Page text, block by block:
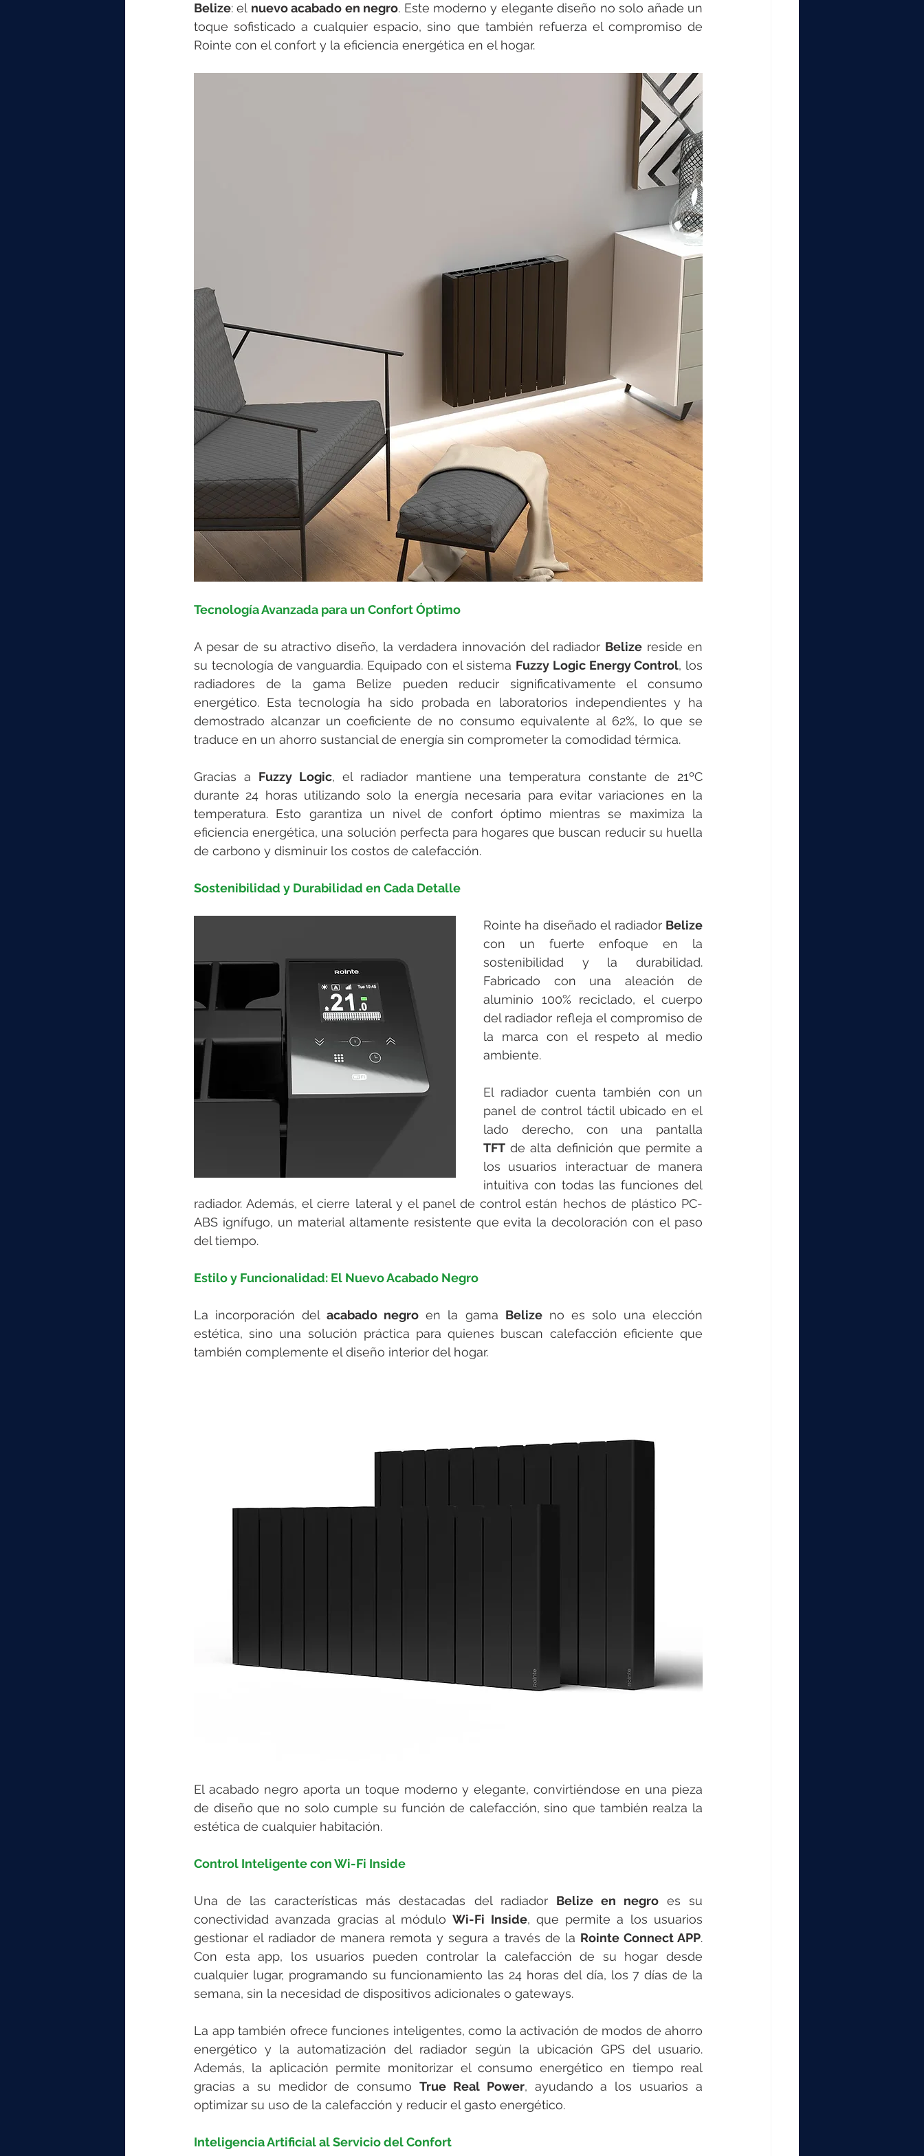
Belize: el nuevo acabado en negro. Este moderno y elegante diseño no solo añade un
toque sofisticado a cualquier espacio, sino que también refuerza el compromiso de
Rointe con el confort y la eficiencia energética en el hogar.
Tecnología Avanzada para un Confort Óptimo
A pesar de su atractivo diseño, la verdadera innovación del radiador Belize reside en
su tecnología de vanguardia. Equipado con el sistema Fuzzy Logic Energy Control, los
radiadores de la gama Belize pueden reducir significativamente el consumo
energético. Esta tecnología ha sido probada en laboratorios independientes y ha
demostrado alcanzar un coeficiente de no consumo equivalente al 62%, lo que se
traduce en un ahorro sustancial de energía sin comprometer la comodidad térmica.
Gracias a Fuzzy Logic, el radiador mantiene una temperatura constante de 21ºC
durante 24 horas utilizando solo la energía necesaria para evitar variaciones en la
temperatura. Esto garantiza un nivel de confort óptimo mientras se maximiza la
eficiencia energética, una solución perfecta para hogares que buscan reducir su huella
de carbono y disminuir los costos de calefacción.
Sostenibilidad y Durabilidad en Cada Detalle
Rointe ha diseñado el radiador
con un fuerte enfoque en la
sostenibilidad y la durabilidad.
Fabricado con una aleación de
aluminio 100% reciclado, el cuerpo
del radiador refleja el compromiso de
la marca con el respeto al medio
ambiente.
El radiador cuenta también con un
panel de control táctil ubicado en el
TFT de alta definición que permite a
los usuarios interactuar de manera
intuitiva con todas las funciones del
radiador. Además, el cierre lateral y el panel de control están hechos de plástico PC-
ABS ignífugo, un material altamente resistente que evita la decoloración con el paso
del tiempo.
Estilo y Funcionalidad: El Nuevo Acabado Negro
La incorporación del acabado negro en la gama Belize no es solo una elección
estética, sino una solución práctica para quienes buscan calefacción eficiente que
también complemente el diseño interior del hogar.
El acabado negro aporta un toque moderno y elegante, convirtiéndose en una pieza
de diseño que no solo cumple su función de calefacción, sino que también realza la
estética de cualquier habitación.
Control Inteligente con Wi-Fi Inside
Una de las características más destacadas del radiador Belize en negro es su
conectividad avanzada gracias al módulo Wi-Fi Inside, que permite a los usuarios
gestionar el radiador de manera remota y segura a través de la Rointe Connect APP.
Con esta app, los usuarios pueden controlar la calefacción de su hogar desde
cualquier lugar, programando su funcionamiento las 24 horas del día, los 7 días de la
semana, sin la necesidad de dispositivos adicionales o gateways.
La app también ofrece funciones inteligentes, como la activación de modos de ahorro
energético y la automatización del radiador según la ubicación GPS del usuario.
Además, la aplicación permite monitorizar el consumo energético en tiempo real
gracias a su medidor de consumo True Real Power, ayudando a los usuarios a
optimizar su uso de la calefacción y reducir el gasto energético.
Inteligencia Artificial al Servicio del Confort